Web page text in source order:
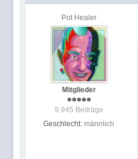
Pot Healer
Mitglieder
9.945 Beiträge
Geschlecht: männlich